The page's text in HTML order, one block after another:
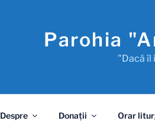
Parohia
"Dacă îl
Despre Donaţii Orar